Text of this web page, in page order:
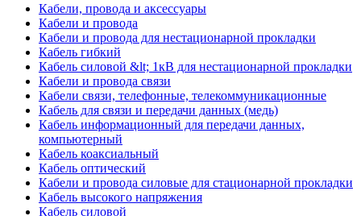
Кабели, провода и аксессуары
Кабели и провода
Кабели и провода для нестационарной прокладки
Кабель гибкий
Кабель силовой &lt; 1кВ для нестационарной прокладки
Кабели и провода связи
Кабели связи, телефонные, телекоммуникационные
Кабель для связи и передачи данных (медь)
Кабель информационный для передачи данных,
компьютерный
Кабель коаксиальный
Кабель оптический
Кабели и провода силовые для стационарной прокладки
Кабель высокого напряжения
Кабель силовой